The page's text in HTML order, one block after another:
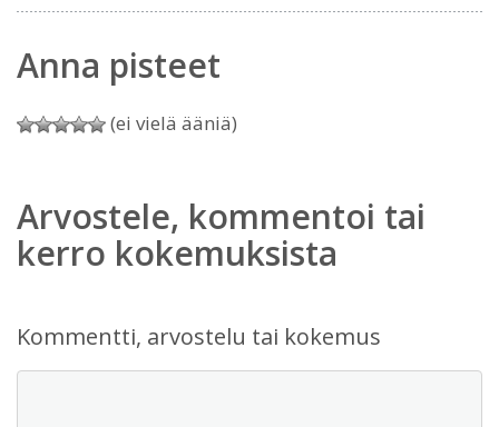
Anna pisteet
(ei vielä ääniä)
Arvostele, kommentoi tai
kerro kokemuksista
Kommentti, arvostelu tai kokemus